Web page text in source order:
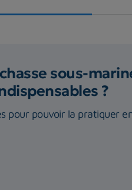
sous-
?
pour pouvoir la pratiquer